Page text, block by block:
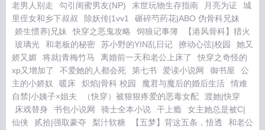
老男人别走
勾引闺蜜男友(NP) 末世玩物生存指南 月亮为证
城
里侄女和乡下叔叔
除妖传|1vv1
碾碎芍药花|ABO 伪骨科兄妹
娇生惯养|兄妹
快穿之恶鬼攻略 饲狼记事簿
【港风骨科】猎火
玻璃光
和老板的秘密 苏小野的YIN乱日记 撩动心弦|校园
她又
娇又媚
将就|青梅竹马 离婚前一天和老公上床了
快穿之奇怪的
xp又增加了
不爱她的人都会死 第七书 爱读小说网 御书屋
公
主的小娇奴
暖床 炽焰|骨科 校园 魔君与魔后的婚后生活
情难
自禁|小姨子×姐夫
（快穿）被狠狠疼爱的恶毒女配
渡她|快穿
床戏替身
书包小说网 骑士全本小说 干上瘾
女主她总是被C|
仙侠
贰拾|强取豪夺 梨汁软糖 【五梦】背这五条，悟透
和老公